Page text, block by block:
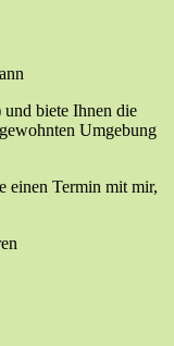
und biete Ihnen die
Umgebung
einen Termin mit mir,